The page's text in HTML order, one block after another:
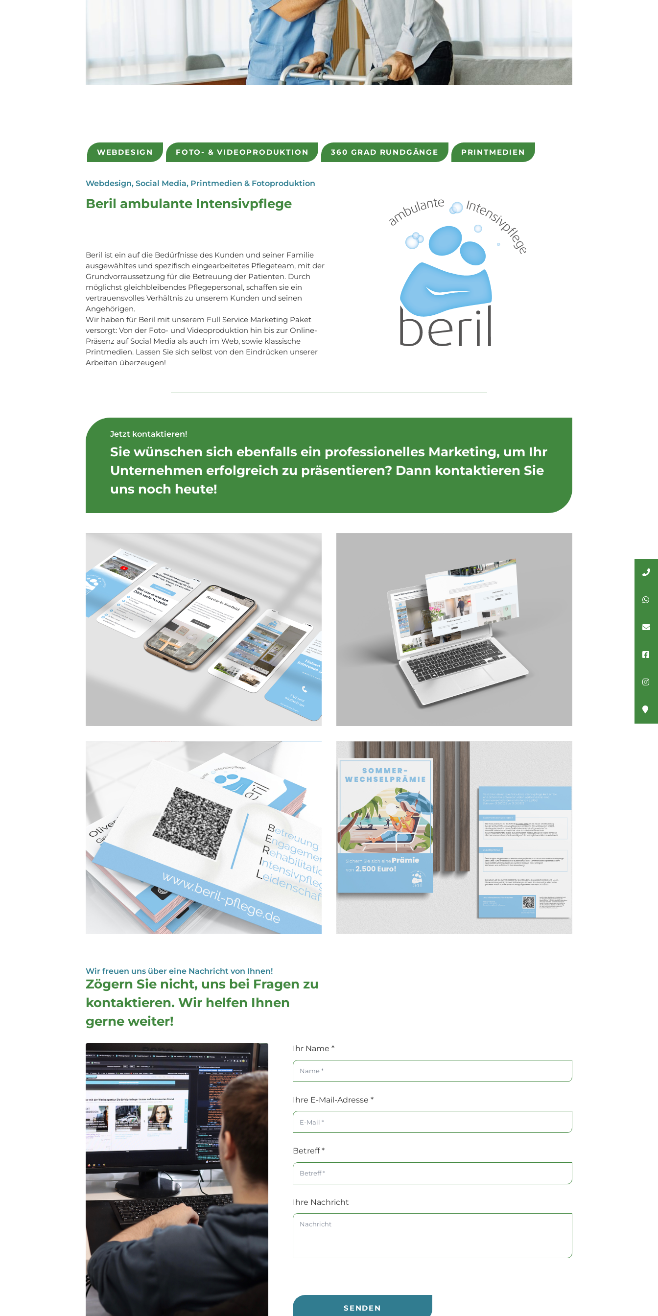
WEBDESIGN FOTO- & VIDEOPRODUKTION 360 GRAD RUNDGÄNGE PRINTMEDIEN
Webdesign, Social Media, Printmedien & Fotoproduktion
Beril ambulante Intensivpflege
Beril ist ein auf die Bedürfnisse des Kunden und seiner Familie
ausgewähltes und spezifisch eingearbeitetes Pflegeteam, mit der
Grundvorraussetzung für die Betreuung der Patienten. Durch
möglichst gleichbleibendes Pflegepersonal, schaffen sie ein
vertrauensvolles Verhältnis zu unserem Kunden und seinen
Angehörigen.
Wir haben für Beril mit unserem Full Service Marketing Paket
versorgt: Von der Foto- und Videoproduktion hin bis zur Online-
Präsenz auf Social Media als auch im Web, sowie klassische
Printmedien. Lassen Sie sich selbst von den Eindrücken unserer
Arbeiten überzeugen!
Jetzt kontaktieren!
Sie wünschen sich ebenfalls ein professionelles Marketing, um Ihr
Unternehmen erfolgreich zu präsentieren? Dann kontaktieren Sie
uns noch heute!
Wir freuen uns über eine Nachricht von Ihnen!
Zögern Sie nicht, uns bei Fragen zu
kontaktieren. Wir helfen Ihnen
gerne weiter!
Ihr Name *
Ihre E-Mail-Adresse *
Betreff*
Ihre Nachricht
SENDEN